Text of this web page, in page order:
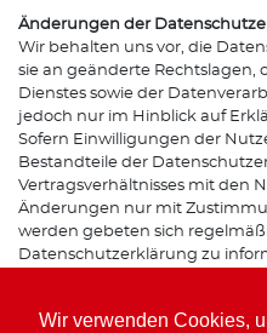
Wir verwenden Cookies,
Änderungen der
Wir behalten uns vor, die
sie an geänderte Rechtslagen,
Dienstes sowie der
jedoch nur im Hinblick auf
Sofern Einwilligungen der
Bestandteile der
Vertragsverhältnisses mit den
Änderungen nur mit
werden gebeten sich
Datenschutzerklärung zu
Bei Fragen zur Erhebung,